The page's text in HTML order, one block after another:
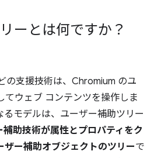
ーとは何ですか？
の支援技術は、Chromium のユ
てウェブ コンテンツを操作しま
るモデルは、ユーザー補助ツリー
補助技術が属性とプロパティをク
ザー補助オブジェクトのツリーで